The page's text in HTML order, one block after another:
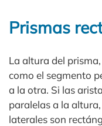
Prismas
La altura del
como el segmento
a la otra. Si las
paralelas a la
laterales son